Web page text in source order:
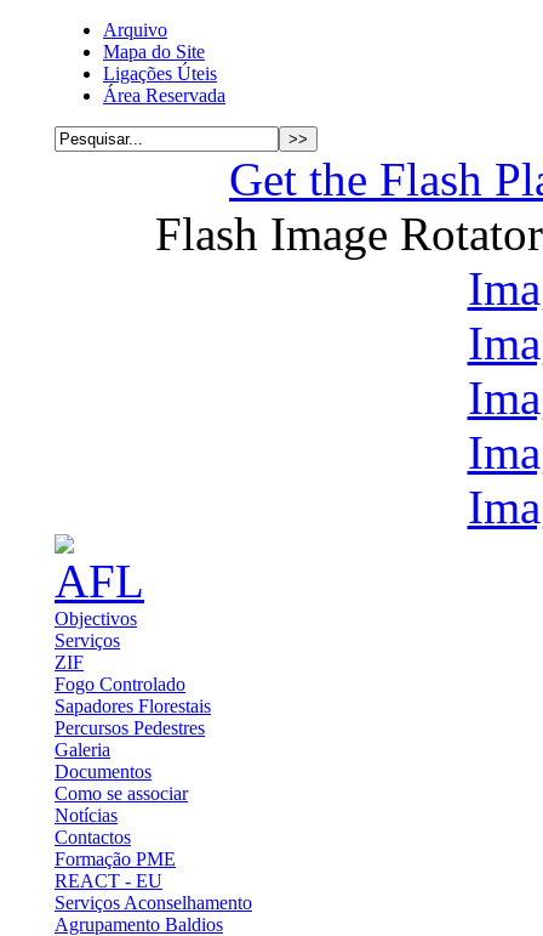
Arquivo
Mapa do Site
Ligações Úteis
Área Reservada
Get the Flash
Flash Image
Objectivos
Serviços
ZIF
Fogo Controlado
Sapadores Florestais
Percursos Pedestres
Galeria
Documentos
Como se associar
Notícias
Contactos
Formação PME
REACT - EU
Serviços Aconselhamento
Agrupamento Baldios